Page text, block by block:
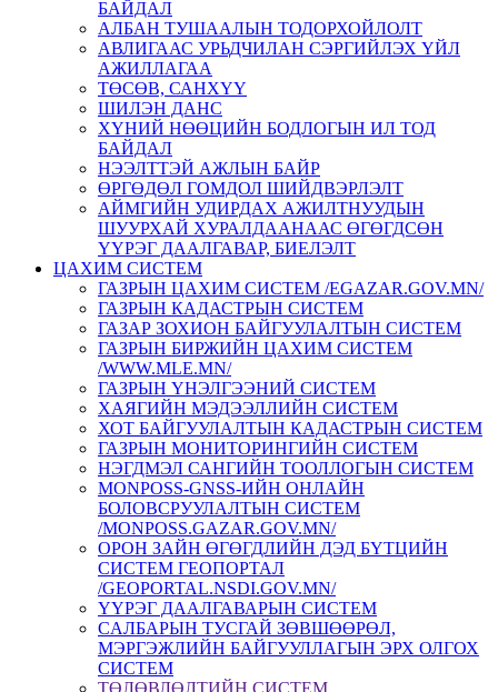
БАЙДАЛ
АЛБАН ТУШААЛЫН ТОДОРХОЙЛОЛТ
АВЛИГААС УРЬДЧИЛАН СЭРГИЙЛЭХ ҮЙЛ
АЖИЛЛАГАА
ТӨСӨВ, САНХҮҮ
ШИЛЭН ДАНС
ХҮНИЙ НӨӨЦИЙН БОДЛОГЫН ИЛ ТОД
БАЙДАЛ
НЭЭЛТТЭЙ АЖЛЫН БАЙР
ӨРГӨДӨЛ ГОМДОЛ ШИЙДВЭРЛЭЛТ
АЙМГИЙН УДИРДАХ АЖИЛТНУУДЫН
ШУУРХАЙ ХУРАЛДААНААС ӨГӨГДСӨН
ҮҮРЭГ ДААЛГАВАР, БИЕЛЭЛТ
ЦАХИМ СИСТЕМ
ГАЗРЫН ЦАХИМ СИСТЕМ /EGAZAR.GOV.MN/
ГАЗРЫН КАДАСТРЫН СИСТЕМ
ГАЗАР ЗОХИОН БАЙГУУЛАЛТЫН СИСТЕМ
ГАЗРЫН БИРЖИЙН ЦАХИМ СИСТЕМ
/WWW.MLE.MN/
ГАЗРЫН ҮНЭЛГЭЭНИЙ СИСТЕМ
ХАЯГИЙН МЭДЭЭЛЛИЙН СИСТЕМ
ХОТ БАЙГУУЛАЛТЫН КАДАСТРЫН СИСТЕМ
ГАЗРЫН МОНИТОРИНГИЙН СИСТЕМ
НЭГДМЭЛ САНГИЙН ТООЛЛОГЫН СИСТЕМ
MONPOSS-GNSS-ИЙН ОНЛАЙН
БОЛОВСРУУЛАЛТЫН СИСТЕМ
/MONPOSS.GAZAR.GOV.MN/
ОРОН ЗАЙН ӨГӨГДЛИЙН ДЭД БҮТЦИЙН
СИСТЕМ ГЕОПОРТАЛ
/GEOPORTAL.NSDI.GOV.MN/
ҮҮРЭГ ДААЛГАВАРЫН СИСТЕМ
CАЛБАРЫН ТУСГАЙ ЗӨВШӨӨРӨЛ,
МЭРГЭЖЛИЙН БАЙГУУЛЛАГЫН ЭРХ ОЛГОХ
СИСТЕМ
ТӨЛӨВЛӨЛТИЙН СИСТЕМ